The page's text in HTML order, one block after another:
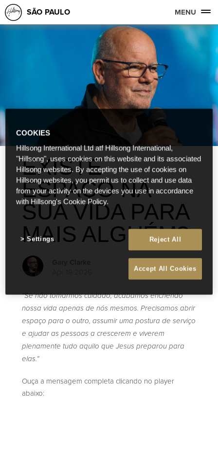
SÃO PAULO MENU
EXISTE
ESPAÇO NA
SUA VIDA PARA
MAIS ALGUÉM?
“Se não tomarmos cuidado, acabamos enchendo
nossa vida apenas de nós mesmos. Precisamos abrir
espaço para o outro, assumir uma postura de serviço
e ajudar as pessoas a crescerem e viverem
plenamente tudo aquilo que Jesus preparou para
elas.”
Ouça a mensagem completa clicando no player
abaixo:
COOKIES
Hillsong International Ltd atf Hillsong International,
"Hillsong", uses cookies on this website and its associated
Hillsong websites. By accepting the use of cookies on
Hillsong websites, you permit us to collect and use data
from your activity on the devices you use in accordance
with Hillsong's Cookie Policy.
Reject All
Accept All Cookies
Settings